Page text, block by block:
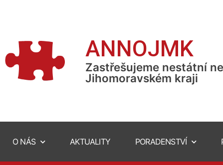
ANNOJMK
Zastřešujeme nestátní
Jihomoravském kraji
O NÁS AKTUALITY PORADENSTVÍ